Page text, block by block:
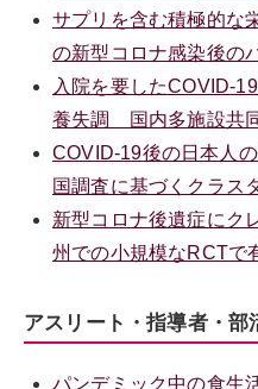
サプリを含む積極的な
の新型コロナ感染後の
入院を要したCOVID-
養失調 国内多施設共
COVID-19後の日本人
国調査に基づくクラス
新型コロナ後遺症に
州での小規模なRCTで
アスリート・指導者・部
パンデミック中の食生